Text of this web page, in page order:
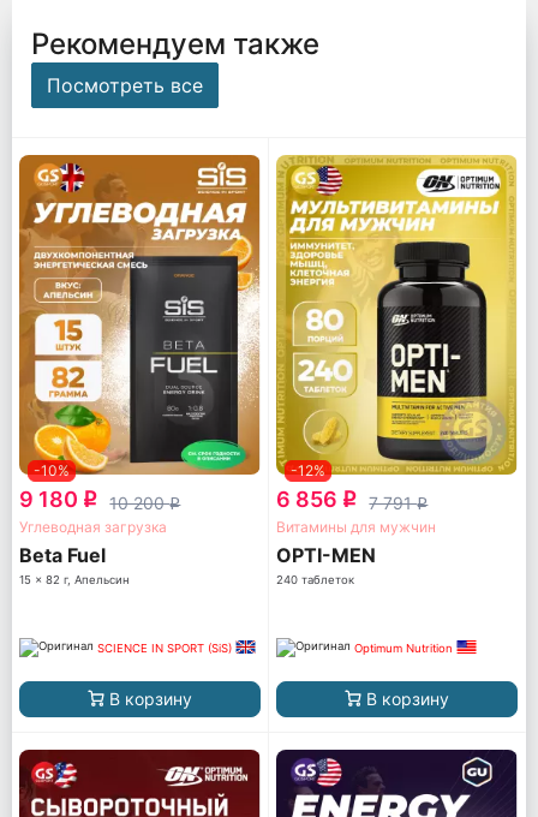
Рекомендуем также
Посмотреть все
-10%
9 180 q 10 200q
Углеводная загрузка
Beta Fuel
15 x 82 г, Апельсин
SCIENCE IN SPORT (SiS)
В корзину
-12%
6 856 q 7 791q
Витамины для мужчин
OPTI-MEN
240 таблеток
Optimum Nutrition
В корзину